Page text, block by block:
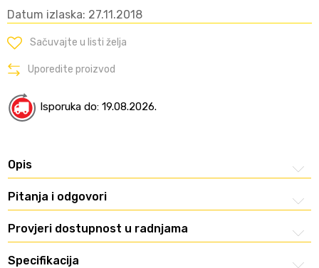
Datum izlaska: 27.11.2018
Sačuvajte u listi želja
Uporedite proizvod
Isporuka do: 19.08.2026.
Opis
Pitanja i odgovori
Provjeri dostupnost u radnjama
Specifikacija